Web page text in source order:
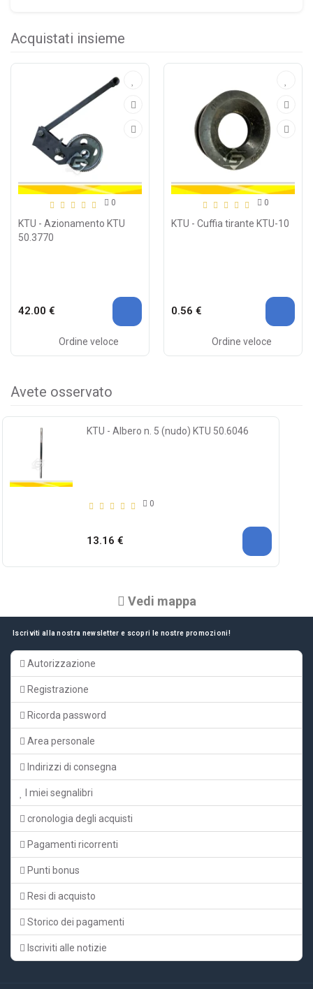
Acquistati insieme
0
KTU - Azionamento KTU
50.3770
42.00 €
Ordine veloce
0
KTU - Cuffia tirante KTU-10
0.56 €
Ordine veloce
Avete osservato
KTU - Albero n. 5 (nudo) KTU 50.6046
0
13.16 €
Vedi mappa
Iscriviti alla nostra newsletter e scopri le nostre promozioni!
Autorizzazione
Registrazione
Ricorda password
Area personale
Indirizzi di consegna
I miei segnalibri
cronologia degli acquisti
Pagamenti ricorrenti
Punti bonus
Resi di acquisto
Storico dei pagamenti
Iscriviti alle notizie